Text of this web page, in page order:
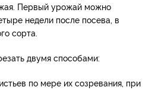
Первый урожай можно
недели после посева, в
сорта.
двумя способами:
по мере их созревания, при